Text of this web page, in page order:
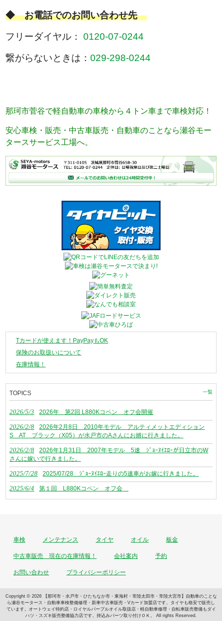
◆ お電話でのお問い合わせ先
フリーダイヤル：0120-07-0244
繋がらないときは：029-298-0244
那珂市菅谷で軽自動車の車検から４トン車まで車検対応！
安心車検・販売・中古車販売・自動車のことなら瀬谷モー
タースサービス工場へ。
Tカードが使えます！PayPayもOK
保険のお取扱いについて
在庫情報！
TOPICS 一覧
2026/5/3 2026年 第2回 L880Kコペン オフ会開催
2026/2/8
2026年2月8日 2010年モデル アルティメットエディション
S AT ブラック（X05）が水戸市のAさんにお婿に行きました。
2026/2/8
2026年1月31日 2007年モデル 5速 ｼﾞｮｰﾇｲｴﾛｰが日立市のW
さんに嫁いで行きました。
2025/7/28 2025/07/28 ｼﾞｮｰﾇｲｴﾛｰ走りの5速車がお嫁に行きました。
2025/6/4 第１回 L880Kコペン オフ会
車検 メンテナンス タイヤ オイル 板金
中古車販売 現在の在庫情報！ 会社案内 予約
お問い合わせ プライバシーポリシー
Copyright © 2026 【那珂市・水戸市・ひたちなか市・東海村・常陸太田市・常陸大宮市】自動車のことな
ら瀬谷モータース・自動車車検整備修理・新車中古車販売・Vカード加盟店です。タイヤも格安で販売し
ています。オートウェイ特約店・ロイヤルパープルオイル取扱店・軽自動車修理・自転車販売整備もダイ
ハツ・スズキ販売整備協力店です。持込みパーツ取り付けＯＫ。 All rights Reserved.